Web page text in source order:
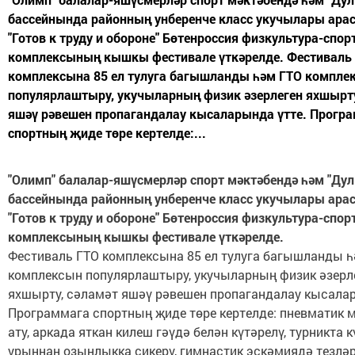
бассейнында районның унберенче класс укучылары
"Готов к труду и обороне" Бөтенроссия физкультура-
комплексының кышкы фестивале үткәрелде.
комплексына 85 ел тулуга багышланды һәм ГТО
популярлаштыру, укучыларның физик әзерлеген
яшәү рәвешен пропагандалау кысаларында үтте.
спортның җиде төре кертелде:...
"Олимп" балалар-яшүсмерләр спорт мәктәбендә һәм
бассейнында районның унберенче класс укучылары
"Готов к труду и обороне" Бөтенроссия физкультура-
комплексының кышкы фестивале үткәрелде.
Фестиваль ГТО комплексына 85 ел тулуга багышланды
комплексын популярлаштыру, укучыларның физик
яхшырту, сәламәт яшәү рәвешен пропагандалау
Программага спортның җиде төре кертелде: пневматик
ату, аркада яткан килеш гәүдә белән күтәрелү, турникта
урыннан озынлыкка сикерү, гимнастик эскәмиядә